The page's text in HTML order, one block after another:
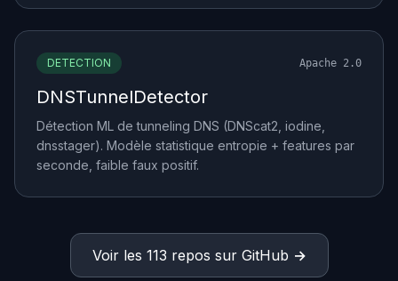
DETECTION Apache 2.0
DNSTunnelDetector
Détection ML de tunneling DNS (DNScat2, iodine,
dnsstager). Modèle statistique entropie + features par
seconde, faible faux positif.
Voir les 113 repos sur GitHub →